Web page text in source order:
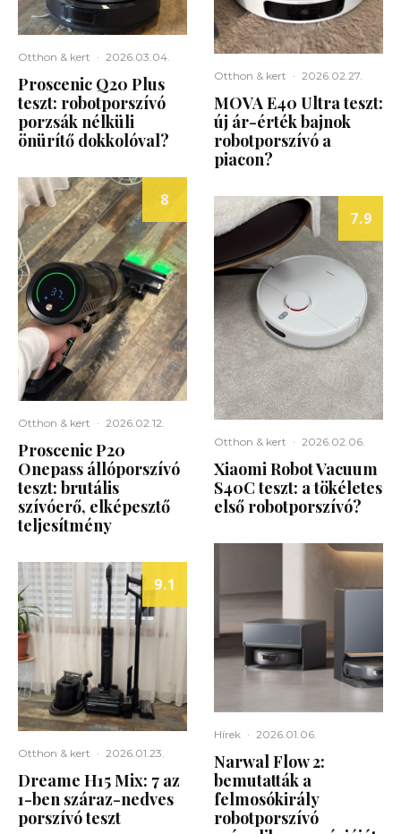
Otthon & kert · 2026.03.04.
Proscenic Q20 Plus
teszt: robotporszívó
porzsák nélküli
önürítő dokkolóval?
8
Otthon & kert · 2026.02.12.
Proscenic P20
Onepass állóporszívó
teszt: brutális
szívóerő, elképesztő
teljesítmény
9.1
Otthon & kert · 2026.01.23.
Dreame H15 Mix: 7 az
1-ben száraz-nedves
porszívó teszt
Otthon & kert · 2026.02.27.
MOVA E40 Ultra teszt:
új ár-érték bajnok
robotporszívó a
piacon?
7.9
Otthon & kert · 2026.02.06.
Xiaomi Robot Vacuum
S40C teszt: a tökéletes
első robotporszívó?
Hírek · 2026.01.06.
Narwal Flow 2:
bemutatták a
felmosókirály
robotporszívó